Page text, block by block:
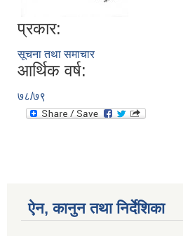
प्रकार:
सूचना तथा समाचार
आर्थिक वर्ष:
७८/७९
ऐन, कानुन तथा निर्देशिका